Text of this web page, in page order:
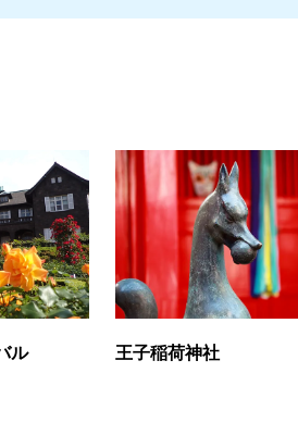
ル 王子稲荷神社